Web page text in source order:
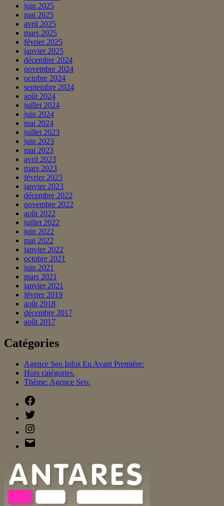
juin 2025
mai 2025
avril 2025
mars 2025
février 2025
janvier 2025
décembre 2024
novembre 2024
octobre 2024
septembre 2024
août 2024
juillet 2024
juin 2024
mai 2024
juillet 2023
juin 2023
mai 2023
avril 2023
mars 2023
février 2023
janvier 2023
décembre 2022
novembre 2022
août 2022
juillet 2022
juin 2022
mai 2022
janvier 2022
octobre 2021
juin 2021
mars 2021
janvier 2021
février 2019
août 2018
décembre 2017
août 2017
Catégories
Agence Seo Infos En Avant Première:
Hors catégories.
Thème: Agence Seo: